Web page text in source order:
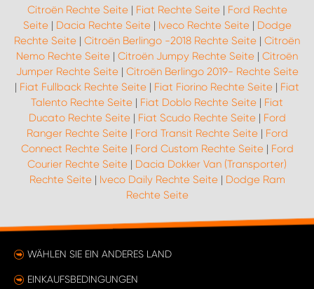
Citroën Rechte Seite| Fiat Rechte Seite| Ford Rechte
Seite| Dacia Rechte Seite| Iveco Rechte Seite| Dodge
Rechte Seite | Citroën Berlingo -2018 Rechte Seite | Citroën
Nemo Rechte Seite | Citroën Jumpy Rechte Seite | Citroën
Jumper Rechte Seite| Citroën Berlingo 2019- Rechte Seite
| Fiat Fullback Rechte Seite | Fiat Fiorino Rechte Seite | Fiat
Talento Rechte Seite | Fiat Doblo Rechte Seite | Fiat
Ducato Rechte Seite| Fiat Scudo Rechte Seite| Ford
Ranger Rechte Seite| Ford Transit Rechte Seite| Ford
Connect Rechte Seite| Ford Custom Rechte Seite| Ford
Courier Rechte Seite | Dacia Dokker Van (Transporter)
Rechte Seite| Iveco Daily Rechte Seite| Dodge Ram
Rechte Seite
WÄHLEN SIE EIN ANDERES LAND
EINKAUFSBEDINGUNGEN